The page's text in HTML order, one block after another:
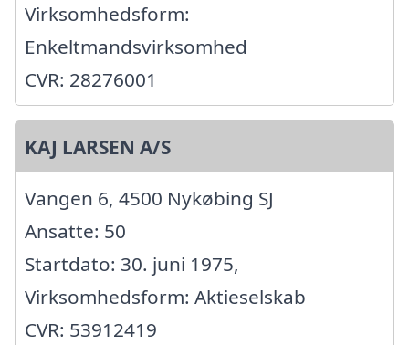
Virksomhedsform:
Enkeltmandsvirksomhed
CVR: 28276001
KAJ LARSEN A/S
Vangen 6, 4500 Nykøbing SJ
Ansatte: 50
Startdato: 30. juni 1975,
Virksomhedsform: Aktieselskab
CVR: 53912419